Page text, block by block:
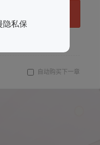
隐私保